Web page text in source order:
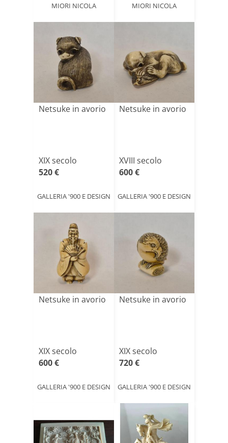
MIORI NICOLA MIORI NICOLA
Netsuke in avorio
XIX secolo
520 €
GALLERIA '900 E DESIGN
Netsuke in avorio
XVIII secolo
600 €
GALLERIA '900 E DESIGN
Netsuke in avorio
XIX secolo
600 €
GALLERIA '900 E DESIGN
Netsuke in avorio
XIX secolo
720 €
GALLERIA '900 E DESIGN